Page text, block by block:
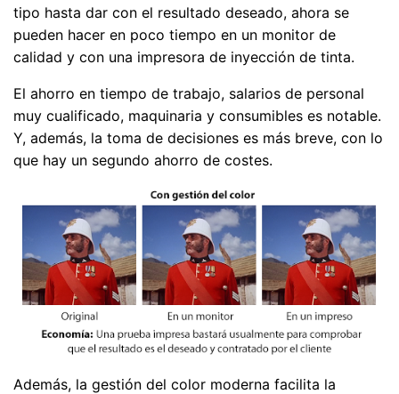
tipo hasta dar con el resultado deseado, ahora se
pueden hacer en poco tiempo en un monitor de
calidad y con una impresora de inyección de tinta.
El ahorro en tiempo de trabajo, salarios de personal
muy cualificado, maquinaria y consumibles es notable.
Y, además, la toma de decisiones es más breve, con lo
que hay un segundo ahorro de costes.
Además, la gestión del color moderna facilita la